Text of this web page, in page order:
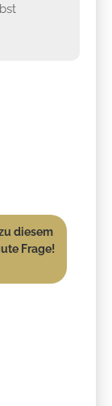
diesem
Frage!